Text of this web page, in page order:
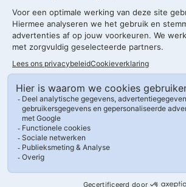
4201 HL Gorinchem
Drachten
T. 0183 820 300
Morrapark, Morra 2-5